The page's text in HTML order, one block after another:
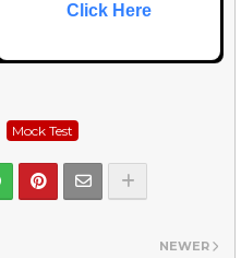
Click Here
Mock Test
NEWER